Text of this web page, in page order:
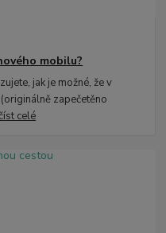
mobilu?
jak je možné, že v
zapečetěno
celé